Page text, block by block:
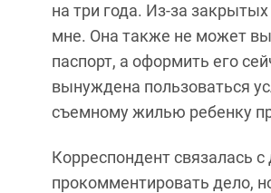
на три года. Из-за
мне. Она также не может
паспорт, а оформить его
вынуждена пользоваться
съемному жилью ребенку
Корреспондент связалась
прокомментировать дело,